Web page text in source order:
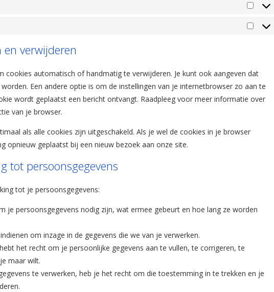
verwijderen
cookies automatisch of handmatig te verwijderen. Je kunt ook aangeven dat
Een andere optie is om de instellingen van je internetbrowser zo aan te
wordt geplaatst een bericht ontvangt. Raadpleeg voor meer informatie over
van je browser.
als alle cookies zijn uitgeschakeld. Als je wel de cookies in je browser
opnieuw geplaatst bij een nieuw bezoek aan onze site.
tot persoonsgegevens
tot je persoonsgegevens:
je persoonsgegevens nodig zijn, wat ermee gebeurt en hoe lang ze worden
om inzage in de gegevens die we van je verwerken.
het recht om je persoonlijke gegevens aan te vullen, te corrigeren, te
maar wilt.
te verwerken, heb je het recht om die toestemming in te trekken en je